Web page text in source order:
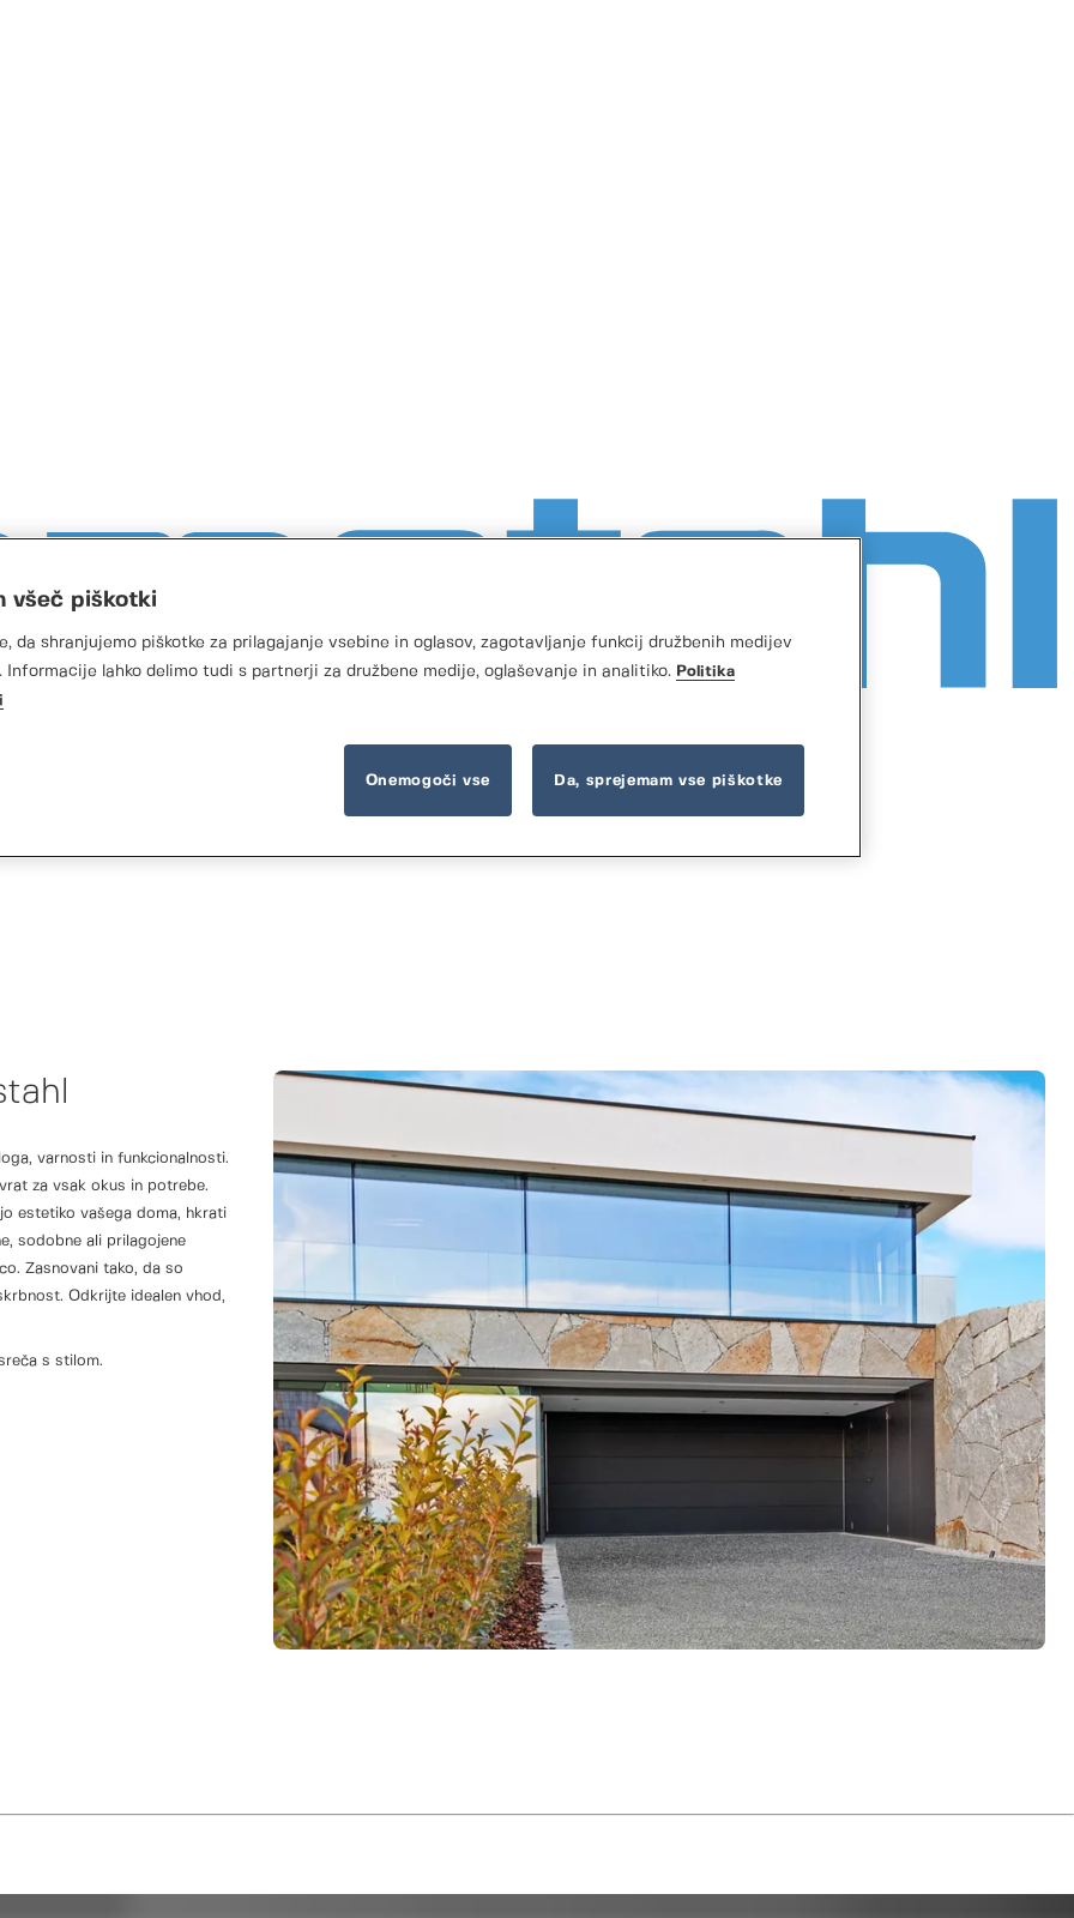
varnosti in funkcionalnosti.
za vsak okus in potrebe.
estetiko vašega doma, hkrati
sodobne ali prilagojene
Zasnovani tako, da so
Odkrijte idealen vhod,
s stilom.
všeč piškotki
da shranjujemo piškotke za prilagajanje vsebine in oglasov, zagotavljanje funkcij družbenih medijev
Informacije lahko delimo tudi s partnerji za družbene medije, oglaševanje in analitiko. Politika
Onemogoči vse Da, sprejemam vse piškotke